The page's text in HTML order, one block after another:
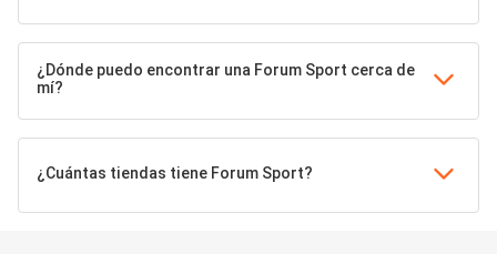
¿Dónde puedo encontrar una Forum Sport cerca de
mí?
¿Cuántas tiendas tiene Forum Sport?